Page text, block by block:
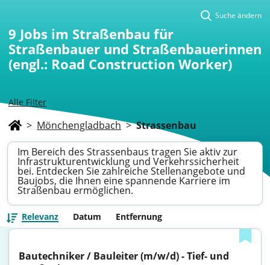
Alle Filter
Suche ändern
9 Jobs im Straßenbau für
Straßenbauer und Straßenbauerinnen
(engl.: Road Construction Worker)
> Mönchengladbach > Strassenbau
Im Bereich des Strassenbaus tragen Sie aktiv zur
Infrastrukturentwicklung und Verkehrssicherheit
bei. Entdecken Sie zahlreiche Stellenangebote und
Baujobs, die Ihnen eine spannende Karriere im
Straßenbau ermöglichen.
Relevanz Datum Entfernung
Bautechniker / Bauleiter (m/w/d) - Tief- und